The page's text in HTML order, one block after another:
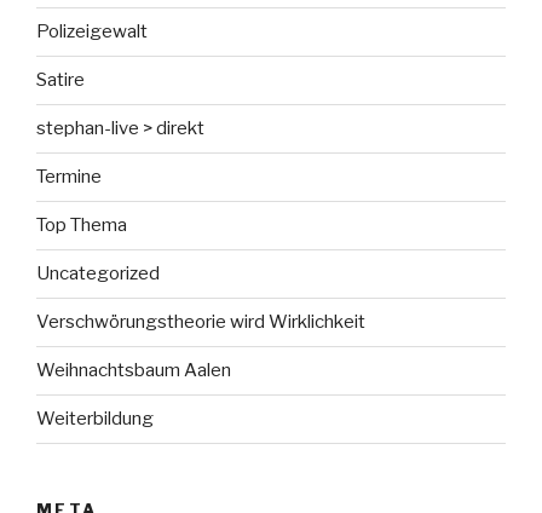
Polizeigewalt
Satire
stephan-live > direkt
Termine
Top Thema
Uncategorized
Verschwörungstheorie wird Wirklichkeit
Weihnachtsbaum Aalen
Weiterbildung